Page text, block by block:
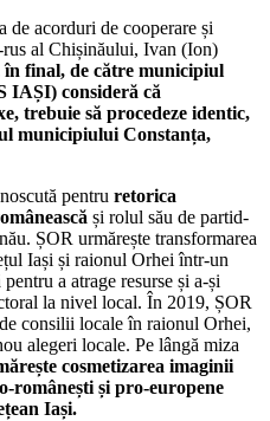
de acorduri de cooperare și
al Chișinăului, Ivan (Ion)
în final, de către municipiul
IAȘI) consideră că
trebuie să procedeze identic,
municipiului Constanța,
pentru retorica
și rolul său de partid-
ȘOR urmărește transformarea
Iași și raionul Orhei într-un
a atrage resurse și a-și
la nivel local. În 2019, ȘOR
consilii locale în raionul Orhei,
alegeri locale. Pe lângă miza
cosmetizarea imaginii
românești și pro-europene
Iași.